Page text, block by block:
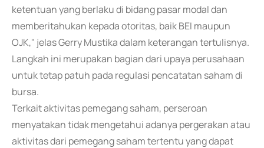
ketentuan yang berlaku di bidang pasar modal dan
memberitahukan kepada otoritas, baik BEI maupun
OJK," jelas Gerry Mustika dalam keterangan tertulisnya.
Langkah ini merupakan bagian dari upaya perusahaan
untuk tetap patuh pada regulasi pencatatan saham di
bursa.
Terkait aktivitas pemegang saham, perseroan
menyatakan tidak mengetahui adanya pergerakan atau
aktivitas dari pemegang saham tertentu yang dapat